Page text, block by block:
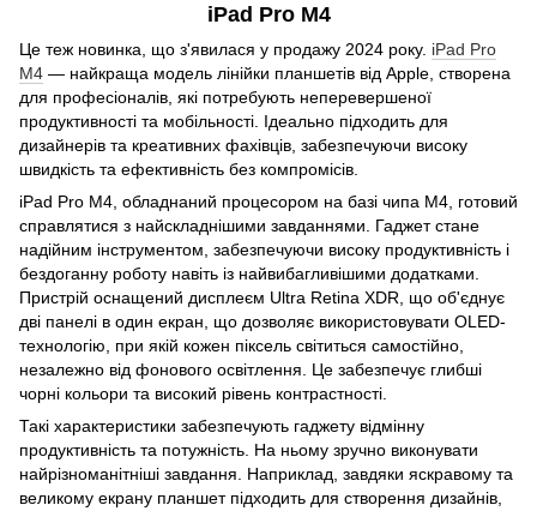
iPad Pro M4
Це теж новинка, що з'явилася у продажу 2024 року. iPad Pro
M4 — найкраща модель лінійки планшетів від Apple, створена
для професіоналів, які потребують неперевершеної
продуктивності та мобільності. Ідеально підходить для
дизайнерів та креативних фахівців, забезпечуючи високу
швидкість та ефективність без компромісів.
iPad Pro M4, обладнаний процесором на базі чипа M4, готовий
справлятися з найскладнішими завданнями. Гаджет стане
надійним інструментом, забезпечуючи високу продуктивність і
бездоганну роботу навіть із найвибагливішими додатками.
Пристрій оснащений дисплеєм Ultra Retina XDR, що об'єднує
дві панелі в один екран, що дозволяє використовувати OLED-
технологію, при якій кожен піксель світиться самостійно,
незалежно від фонового освітлення. Це забезпечує глибші
чорні кольори та високий рівень контрастності.
Такі характеристики забезпечують гаджету відмінну
продуктивність та потужність. На ньому зручно виконувати
найрізноманітніші завдання. Наприклад, завдяки яскравому та
великому екрану планшет підходить для створення дизайнів,